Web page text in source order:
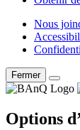
Nous
Fermer
Options